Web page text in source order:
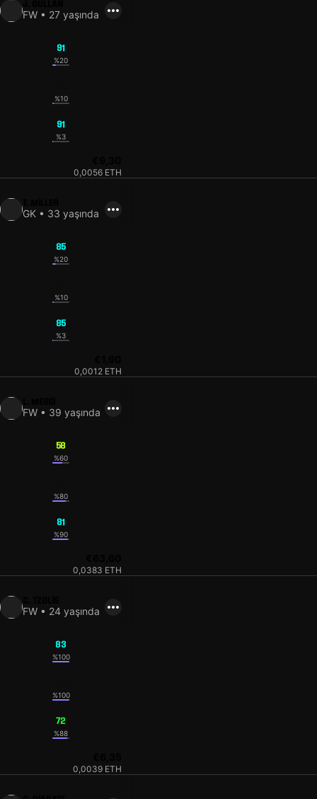
FW • 27 yaşında
91
%20
%10
91
%3
0,0056 ETH
GK • 33 yaşında
85
%20
%10
85
%3
0,0012 ETH
FW • 39 yaşında
58
%60
%80
81
%90
0,0383 ETH
FW • 24 yaşında
83
%100
%100
72
%88
0,0039 ETH